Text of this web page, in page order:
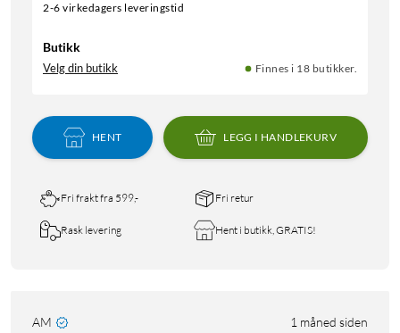
2-6 virkedagers leveringstid
Butikk
Velg din butikk Finnes i 18 butikker.
HENT LEGG I HANDLEKURV
Fri frakt fra 599,- Fri retur
Rask levering Hent i butikk, GRATIS!
AM 1 måned siden